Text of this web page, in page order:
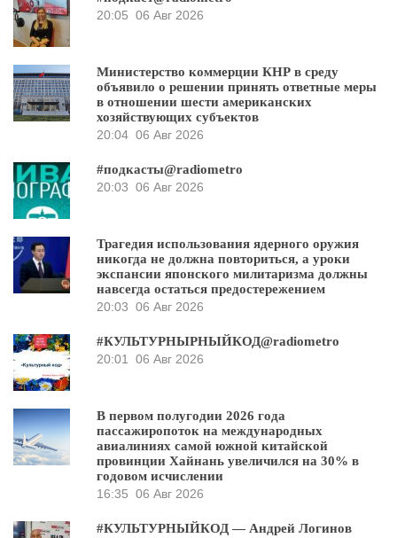
20:05 06 Авг 2026
Министерство коммерции КНР в среду
объявило о решении принять ответные меры
в отношении шести американских
хозяйствующих субъектов
20:04 06 Авг 2026
#подкасты@radiometro
20:03 06 Авг 2026
Трагедия использования ядерного оружия
никогда не должна повториться, а уроки
экспансии японского милитаризма должны
навсегда остаться предостережением
20:03 06 Авг 2026
#КУЛЬТУРНЫРНЫЙКОД@radiometro
20:01
06 Авг 2026
В первом полугодии 2026 года
пассажиропоток на международных
авиалиниях самой южной китайской
провинции Хайнань увеличился на 30% в
годовом исчислении
16:35 06 Авг 2026
#КУЛЬТУРНЫЙКОД — Андрей Логинов